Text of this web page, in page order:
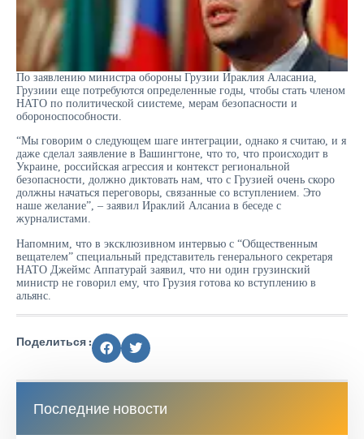
По заявлению министра обороны Грузии Ираклия Аласаниа,
Грузиии еще потребуются определенные годы, чтобы стать членом
НАТО по политической сиистеме, мерам безопасности и
обороноспособности.
“Мы говорим о следующем шаге интеграции, однако я считаю, и я
даже сделал заявление в Вашингтоне, что то, что происходит в
Украине, российская агрессия и контекст региональной
безопасности, должно диктовать нам, что с Грузией очень скоро
должны начаться переговоры, связанные со вступлением. Это
наше желание”, – заявил Ираклий Алсаниа в беседе с
журналистами.
Напомним, что в эксклюзивном интервью с “Общественным
вещателем” специальный представитель генерального секретаря
НАТО Джеймс Аппатурай заявил, что ни один грузинский
министр не говорил ему, что Грузия готова ко вступлению в
альянс.
Поделиться :
Последние новости